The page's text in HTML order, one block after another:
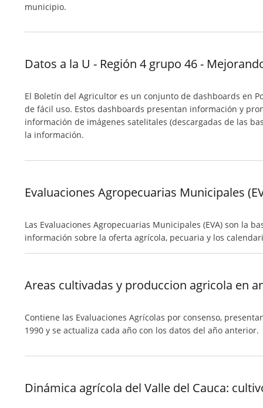
municipio.
Datos a la U - Región 4 grupo 46 -
El Boletín del Agricultor es un conjunto de dashboards en
de fácil uso. Estos dashboards presentan información y
información de imágenes satelitales (descargadas de las
la información.
Evaluaciones Agropecuarias Municipales
Las Evaluaciones Agropecuarias Municipales (EVA) son
información sobre la oferta agrícola, pecuaria y los
Areas cultivadas y produccion agricola en
Contiene las Evaluaciones Agrícolas por consenso,
1990 y se actualiza cada año con los datos del año anterior.
Dinámica agrícola del Valle del Cauca: